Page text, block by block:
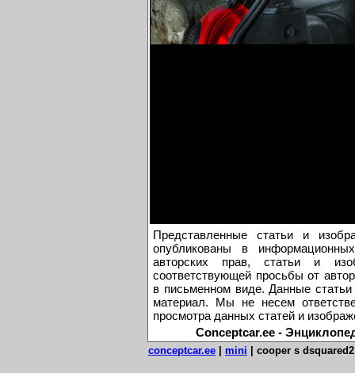
Представленные статьи и
опубликованы в
авторских прав, статьи и
соответствующей просьбы от
в письменном виде. Данные
материал. Мы не несем
просмотра данных статей и
Conceptcar.ee -
conceptcar.ee mini cooper s